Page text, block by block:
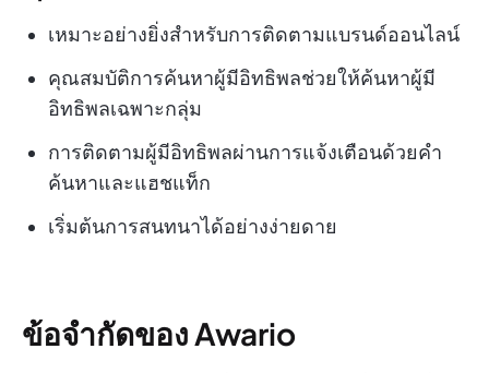
เหมาะอย่างยิ่งสำหรับการติดตามแบรนด์ออนไลน์
คุณสมบัติการค้นหาผู้มีอิทธิพลช่วยให้ค้นหาผู้มี
อิทธิพลเฉพาะกลุ่ม
การติดตามผู้มีอิทธิพลผ่านการแจ้งเตือนด้วยคำ
ค้นหาและแฮชแท็ก
เริ่มต้นการสนทนาได้อย่างง่ายดาย
ข้อจำกัดของ Awario